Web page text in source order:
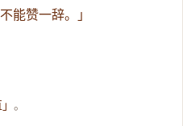
能赞一辞。」
」。